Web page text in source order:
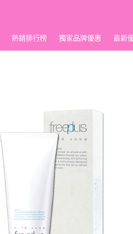
熱銷排行榜 獨家品牌優惠 最新